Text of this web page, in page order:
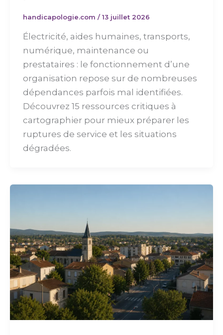
handicapologie.com /13 juillet 2026
Électricité, aides humaines, transports,
numérique, maintenance ou
prestataires : le fonctionnement d’une
organisation repose sur de nombreuses
dépendances parfois mal identifiées.
Découvrez 15 ressources critiques à
cartographier pour mieux préparer les
ruptures de service et les situations
dégradées.